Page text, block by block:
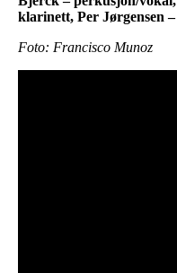
klarinett, Per Jørgensen
Foto: Francisco Munoz